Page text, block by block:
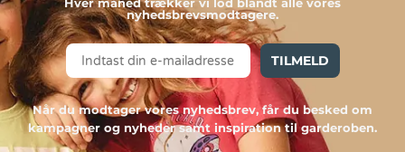
nyhedsbrevsmodtagere.
TILMELD
Når du modtager vores nyhedsbrev, får du besked om
kampagner og nyheder samt inspiration til garderoben.